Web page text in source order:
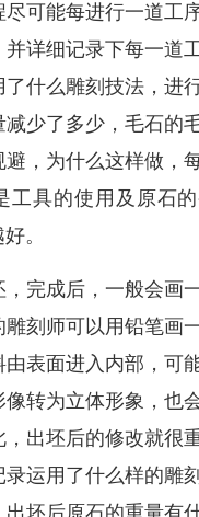
尽可能每进行一道工
详细记录下每一道
什么雕刻技法，进
减少了多少，毛石的
，为什么这样做，
工具的使用及原石
。
，完成后，一般会画
雕刻师可以用铅笔画
表面进入内部，可
转为立体形象，也
，出坯后的修改就很
运用了什么样的雕